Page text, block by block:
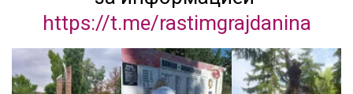
https://t.me/rastimgrajdanina